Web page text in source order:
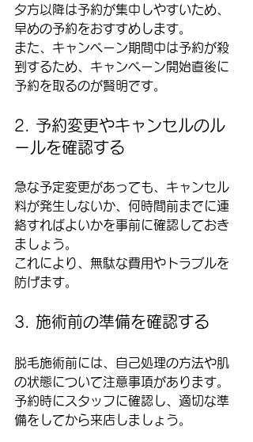
夕方以降は予約が集中しやすいため、
早めの予約をおすすめします。
また、キャンペーン期間中は予約が殺
到するため、キャンペーン開始直後に
予約を取るのが賢明です。
2. 予約変更やキャンセルのル
ールを確認する
急な予定変更があっても、キャンセル
料が発生しないか、何時間前までに連
絡すればよいかを事前に確認しておき
ましょう。
これにより、無駄な費用やトラブルを
防げます。
3. 施術前の準備を確認する
脱毛施術前には、自己処理の方法や肌
の状態について注意事項があります。
予約時にスタッフに確認し、適切な準
備をしてから来店しましょう。